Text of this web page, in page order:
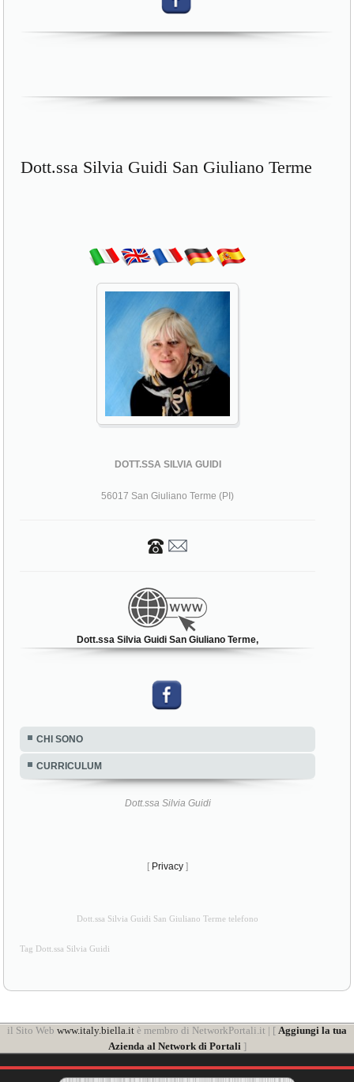
Dott.ssa Silvia Guidi San Giuliano Terme
DOTT.SSA SILVIA GUIDI
56017 San Giuliano Terme (PI)
Dott.ssa Silvia Guidi San Giuliano Terme,
CHI SONO
CURRICULUM
Dott.ssa Silvia Guidi
[ Privacy ]
Dott.ssa Silvia Guidi San Giuliano Terme telefono
Tag Dott.ssa Silvia Guidi
il Sito Web www.italy.biella.it è membro di NetworkPortali.it | [ Aggiungi la tua
Azienda al Network di Portali ]